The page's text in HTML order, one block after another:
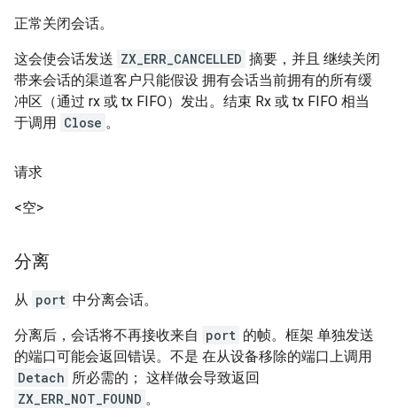
正常关闭会话。
这会使会话发送 ZX_ERR_CANCELLED 摘要，并且 继续关闭
带来会话的渠道客户只能假设 拥有会话当前拥有的所有缓
冲区（通过 rx 或 tx FIFO）发出。结束 Rx 或 tx FIFO 相当
于调用
Close 。
请求
<空>
分离
从 port 中分离会话。
分离后，会话将不再接收来自 port 的帧。框架 单独发送
的端口可能会返回错误。不是 在从设备移除的端口上调用
Detach 所必需的； 这样做会导致返回
ZX_ERR_NOT_FOUND 。